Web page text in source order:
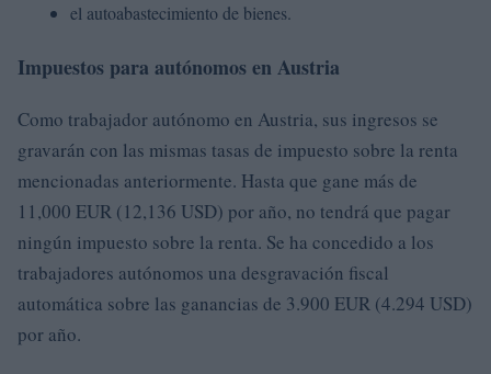
el autoabastecimiento de bienes.
Impuestos para autónomos en Austria
Como trabajador autónomo en Austria, sus ingresos se
gravarán con las mismas tasas de impuesto sobre la renta
mencionadas anteriormente. Hasta que gane más de
11,000 EUR (12,136 USD) por año, no tendrá que pagar
ningún impuesto sobre la renta. Se ha concedido a los
trabajadores autónomos una desgravación fiscal
automática sobre las ganancias de 3.900 EUR (4.294 USD)
por año.